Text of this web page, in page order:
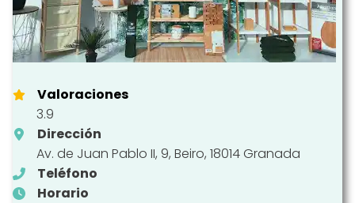
Valoraciones
3.9
Dirección
Av. de Juan Pablo II, 9, Beiro, 18014 Granada
Teléfono
Horario